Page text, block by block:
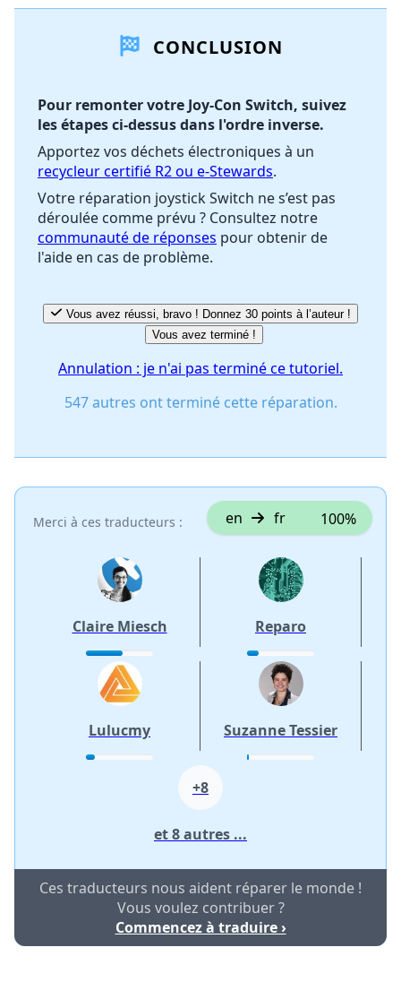
Ajouter un commentaire
Annuler Publier un commentaire
CONCLUSION
Pour remonter votre Joy-Con Switch, suivez
les étapes ci-dessus dans l'ordre inverse.
Apportez vos déchets électroniques à un
recycleur certifié R2 ou e-Stewards.
Votre réparation joystick Switch ne s’est pas
déroulée comme prévu ? Consultez notre
communauté de réponses pour obtenir de
l'aide en cas de problème.
Vous avez réussi, bravo ! Donnez 30 points à l’auteur !
Vous avez terminé !
Annulation : je n'ai pas terminé ce tutoriel.
547 autres ont terminé cette réparation.
Merci à ces traducteurs : en fr 100%
Claire Miesch Reparo
Lulucmy Suzanne Tessier
+8
et 8 autres ...
Ces traducteurs nous aident réparer le monde !
Vous voulez contribuer ?
Commencez à traduire ›